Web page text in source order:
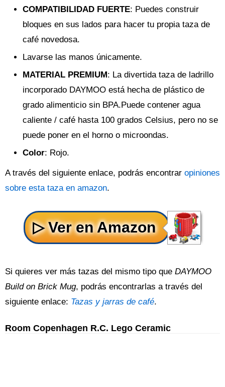
COMPATIBILIDAD FUERTE: Puedes construir
bloques en sus lados para hacer tu propia taza de
café novedosa.
Lavarse las manos únicamente.
MATERIAL PREMIUM: La divertida taza de ladrillo
incorporado DAYMOO está hecha de plástico de
grado alimenticio sin BPA.Puede contener agua
caliente / café hasta 100 grados Celsius, pero no se
puede poner en el horno o microondas.
Color: Rojo.
A través del siguiente enlace, podrás encontrar opiniones
sobre esta taza en amazon.
Si quieres ver más tazas del mismo tipo que DAYMOO
Build on Brick Mug, podrás encontrarlas a través del
siguiente enlace: Tazas y jarras de café.
Room Copenhagen R.C. Lego Ceramic